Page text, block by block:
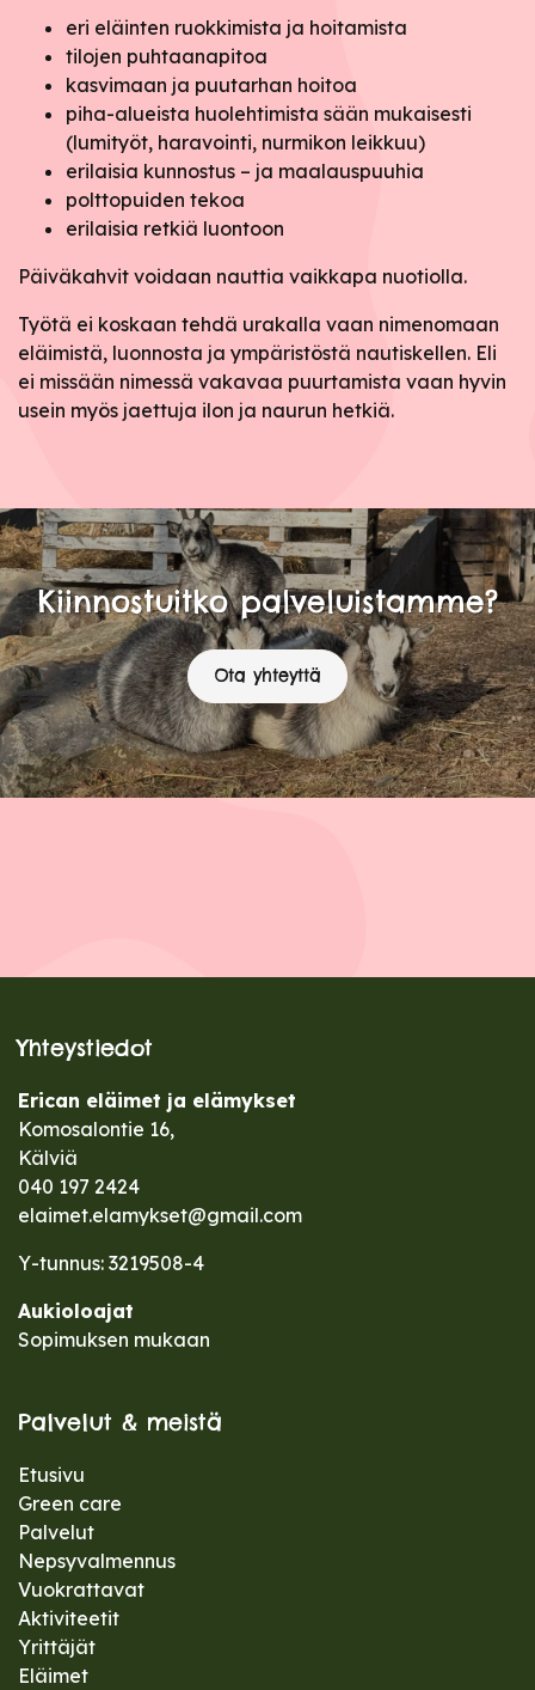
eri eläinten ruokkimista ja hoitamista
tilojen puhtaanapitoa
kasvimaan ja puutarhan hoitoa
piha-alueista huolehtimista sään mukaisesti
(lumityöt, haravointi, nurmikon leikkuu)
erilaisia kunnostus – ja maalauspuuhia
polttopuiden tekoa
erilaisia retkiä luontoon
Päiväkahvit voidaan nauttia vaikkapa nuotiolla.
Työtä ei koskaan tehdä urakalla vaan nimenomaan
eläimistä, luonnosta ja ympäristöstä nautiskellen. Eli
ei missään nimessä vakavaa puurtamista vaan hyvin
usein myös jaettuja ilon ja naurun hetkiä.
Kiinnostuitko palveluistamme?
Ota yhteyttä
Yhteystiedot
Erican eläimet ja elämykset
Komosalontie 16,
Kälviä
040 197 2424
elaimet.elamykset@gmail.com
Y-tunnus: 3219508-4
Aukioloajat
Sopimuksen mukaan
Palvelut & meistä
Etusivu
Green care
Palvelut
Nepsyvalmennus
Vuokrattavat
Aktiviteetit
Yrittäjät
Eläimet